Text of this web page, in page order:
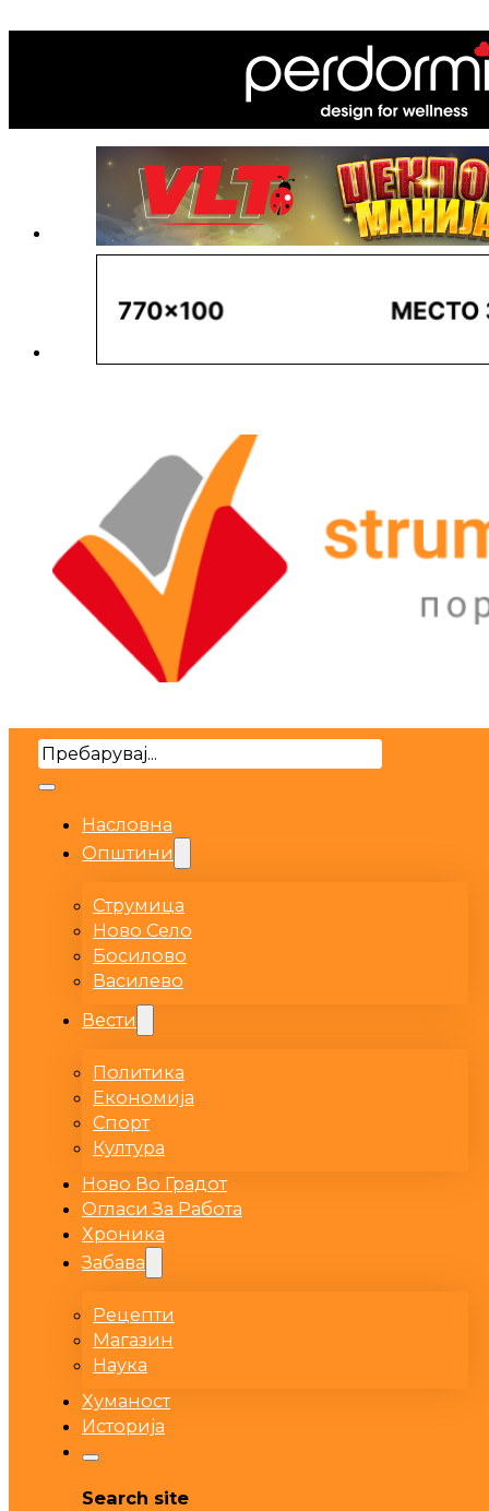
Search
Насловна
Општини
Струмица
Ново Село
Босилово
Василево
Вести
Политика
Економија
Спорт
Култура
Ново Во Градот
Огласи За Работа
Хроника
Забава
Рецепти
Магазин
Наука
Хуманост
Историја
Search site